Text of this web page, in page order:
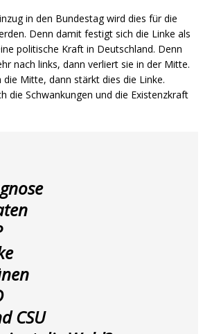
in den Bundestag wird dies für die
Denn damit festigt sich die Linke als
politische Kraft in Deutschland. Denn
nach links, dann verliert sie in der Mitte.
die Mitte, dann stärkt dies die Linke.
die Schwankungen und die Existenzkraft
CSU